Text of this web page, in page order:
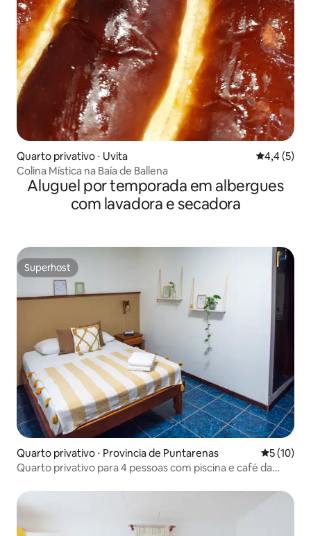
Quarto privativo ⋅ Uvita 4,4 de
4,4 (5)
Colina Mística na Baía de Ballena
Aluguel por temporada em albergues
com lavadora e secadora
Superhost
Superhost
Quarto privativo ⋅ Provincia de Puntarenas 5 de uma
5 (10)
Quarto privativo para 4 pessoas com piscina e café da